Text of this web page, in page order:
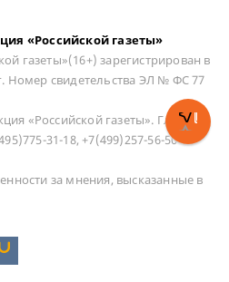
«Российской газеты»
газеты»(16+) зарегистрирован в
Номер свидетельства ЭЛ № ФС 77
«Российской газеты». Главный
31-18, +7(499)257-56-50
за мнения, высказанные в